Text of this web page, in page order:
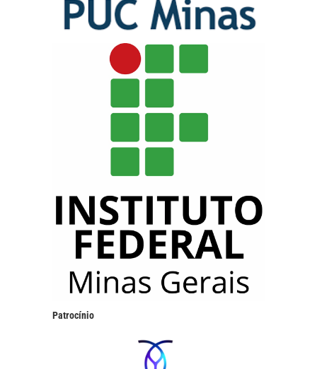
Patrocínio